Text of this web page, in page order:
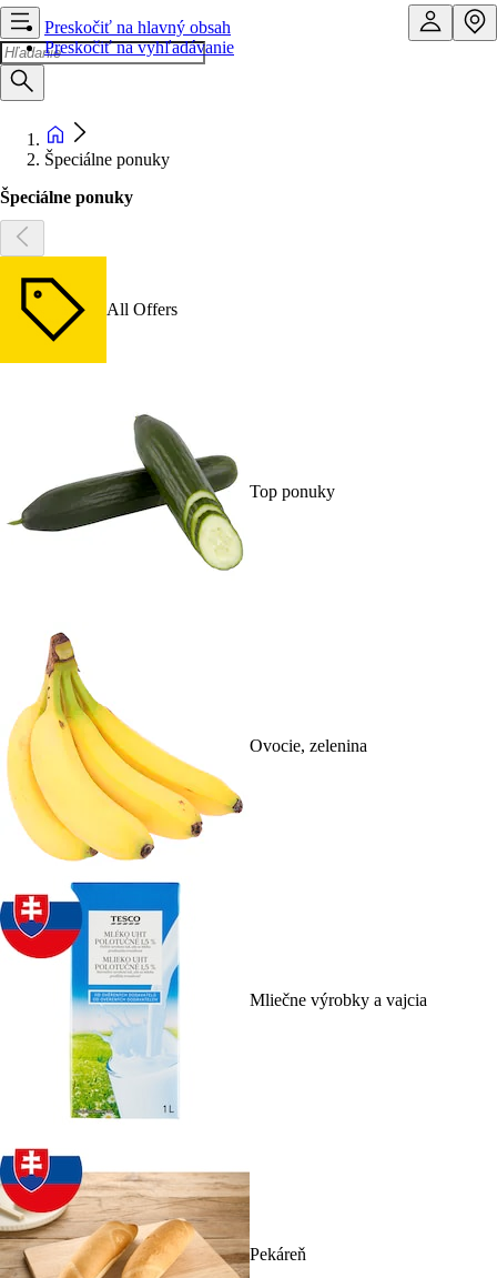
Preskočiť na hlavný obsah
Preskočiť na vyhľadávanie
Špeciálne ponuky
Špeciálne ponuky
All Offers
Top ponuky
Ovocie, zelenina
Mliečne výrobky a vajcia
Pekáreň